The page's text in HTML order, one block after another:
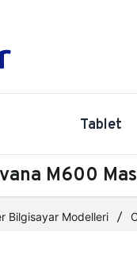
Tablet
M600
Bilgisayar Modelleri